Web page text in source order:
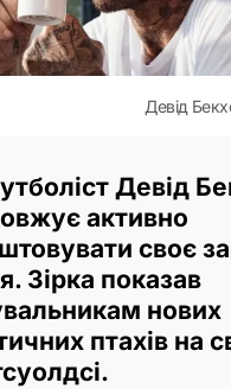
Девід
Девід
активно
своє
Зірка показав
нових
птахів на